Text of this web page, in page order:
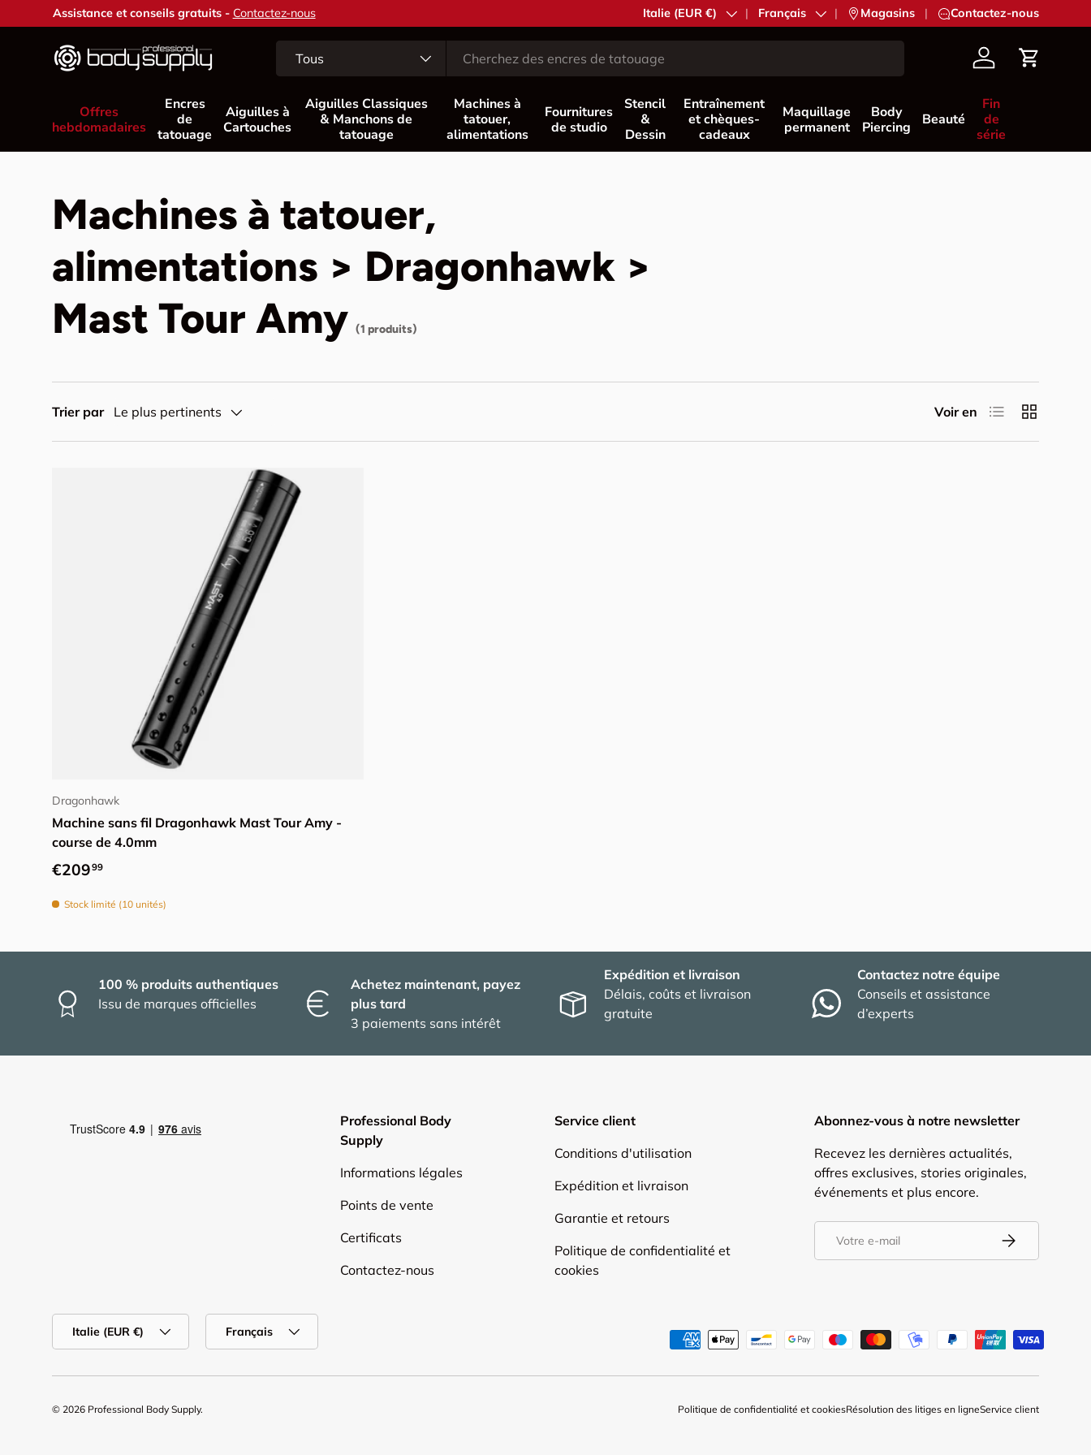
Aller au contenu
Assistance et conseils gratuits - Contactez-nous Pays
Italie (EUR €) LangueFrançais | Magasins | Contactez-nous
Tous ComptePanier
Offres
hebdomadaires
Encres
de
tatouage
Aiguilles à
Cartouches
Aiguilles Classiques
& Manchons de
tatouage
Machines à
tatouer,
alimentations
Fournitures
de studio
Stencil
&
Dessin
Entraînement
et chèques-
cadeaux
Maquillage
permanent
Body
Piercing
Beauté
Fin
de
série
Machines à tatouer,
alimentations > Dragonhawk >
Mast Tour Amy (1 produits)
Trier par Le plus pertinents Voir en Liste Grille
Dragonhawk
Machine sans fil Dragonhawk Mast Tour Amy -
course de 4.0mm
Prix habituel
€20999
Stock limité (10 unités)
Choisir les options
100 % produits authentiques
Issu de marques officielles
Achetez maintenant, payez
plus tard
3 paiements sans intérêt
Expédition et livraison
Délais, coûts et livraison
gratuite
Contactez notre équipe
Conseils et assistance
d’experts
Professional Body
Supply
Informations légales
Points de vente
Certificats
Contactez-nous
Service client
Conditions d'utilisation
Expédition et livraison
Garantie et retours
Politique de confidentialité et
cookies
Abonnez-vous à notre newsletter
Recevez les dernières actualités,
offres exclusives, stories originales,
événements et plus encore.
S’inscrire
Moyens de paiement acceptés
Italie (EUR €) Français
© 2026 Professional Body Supply. Politique de confidentialité et cookiesRésolution des litiges en ligneService client